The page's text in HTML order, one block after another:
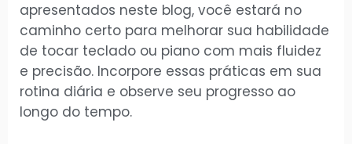
apresentados neste blog, você estará no
caminho certo para melhorar sua habilidade
de tocar teclado ou piano com mais fluidez
e precisão. Incorpore essas práticas em sua
rotina diária e observe seu progresso ao
longo do tempo.